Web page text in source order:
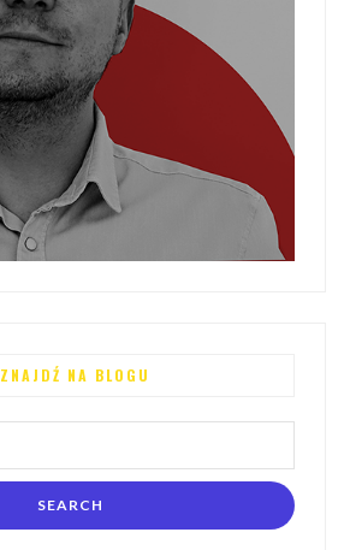
ZNAJDŹ NA BLOGU